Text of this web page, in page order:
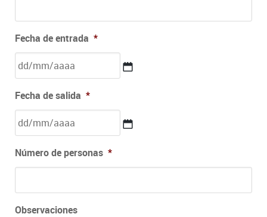
Fecha de entrada *
barra
MM
barra
Fecha de salida *
barra
MM
Número de personas *
Observaciones